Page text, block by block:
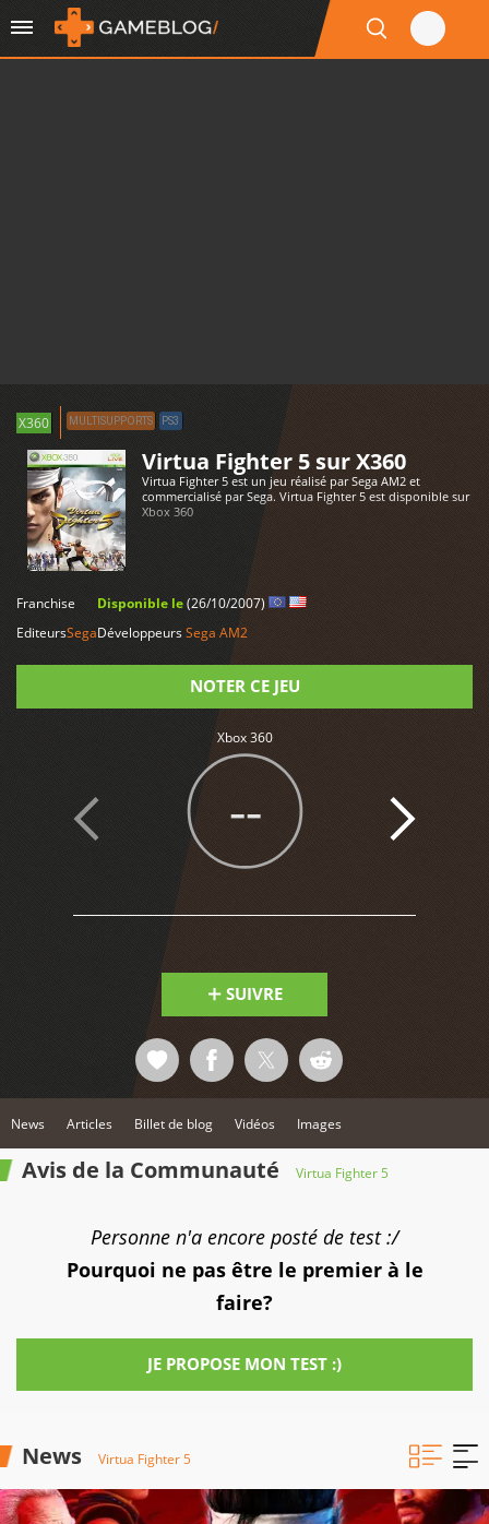
X360 MULTISUPPORTS PS3
Virtua Fighter 5 sur X360
Virtua Fighter 5 est un jeu réalisé par Sega AM2 et
commercialisé par Sega. Virtua Fighter 5 est disponible sur
Xbox 360
Franchise
EditeursSega
Disponible le(26/10/2007)
DéveloppeursSega AM2
NOTER CE JEU
Xbox 360
--
SUIVRE
News Articles Billet de blog Vidéos Images
Avis de la Communauté Virtua Fighter 5
Personne n'a encore posté de test :/
Pourquoi ne pas être le premier à le
faire?
JE PROPOSE MON TEST :)
News Virtua Fighter 5